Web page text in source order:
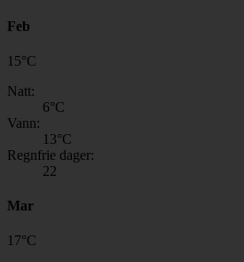
Feb
15°C
Natt:
6°C
Vann:
13°C
Regnfrie dager:
22
Mar
17°C